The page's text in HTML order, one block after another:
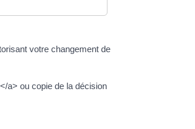
votre changement de
a> ou copie de la décision